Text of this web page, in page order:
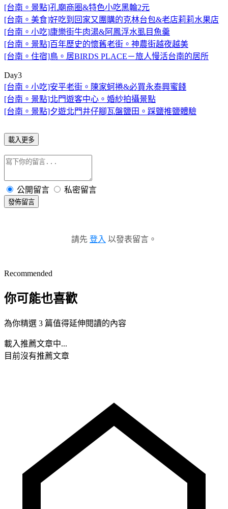
[台南。景點]孔廟商圈&特色小吃黑輪2元
[台南。美食]好吃到回家又團購的克林台包&老店莉莉水果店
[台南。小吃]康樂街牛肉湯&阿鳳浮水虱目魚羹
[台南。景點]百年歷史的懷舊老街。神農街越夜越美
[台南。住宿]鳥。居BIRDS PLACE－旅人慢活台南的居所
Day3
[台南。小吃]安平老街。陳家蚵捲&必買永泰興蜜餞
[台南。景點]北門遊客中心。婚紗拍攝景點
[台南。景點]夕遊北門井仔腳瓦盤鹽田。踩鹽推鹽體驗
載入更多
公開留言 私密留言
發佈留言
請先 登入 以發表留言。
Recommended
你可能也喜歡
為你精選 3 篇值得延伸閱讀的內容
載入推薦文章中...
目前沒有推薦文章